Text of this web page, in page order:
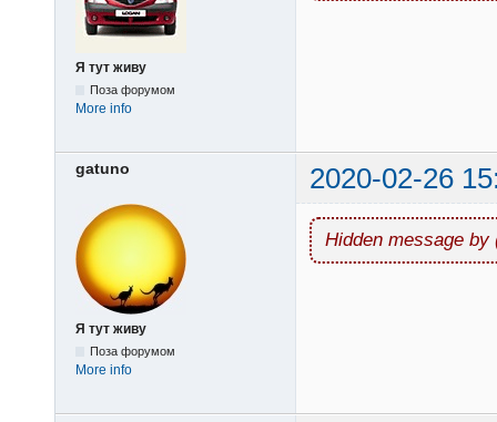
Я тут живу
Поза форумом
More info
gatuno 2020-02-26
Я тут живу
Поза форумом
More info
Hidden message by